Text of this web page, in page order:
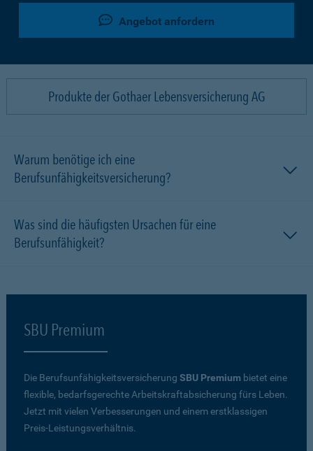
Angebot anfordern
Produkte der Gothaer Lebensversicherung AG
Warum benötige ich eine
Berufsunfähigkeitsversicherung?
Was sind die häufigsten Ursachen für eine
Berufsunfähigkeit?
SBU Premium
Die Berufsunfähigkeitsversicherung SBU Premium bietet eine
flexible, bedarfsgerechte Arbeitskraftabsicherung fürs Leben.
Jetzt mit vielen Verbesserungen und einem erstklassigen
Preis-Leistungsverhältnis.